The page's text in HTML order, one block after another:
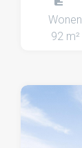
Wonen
92 m²